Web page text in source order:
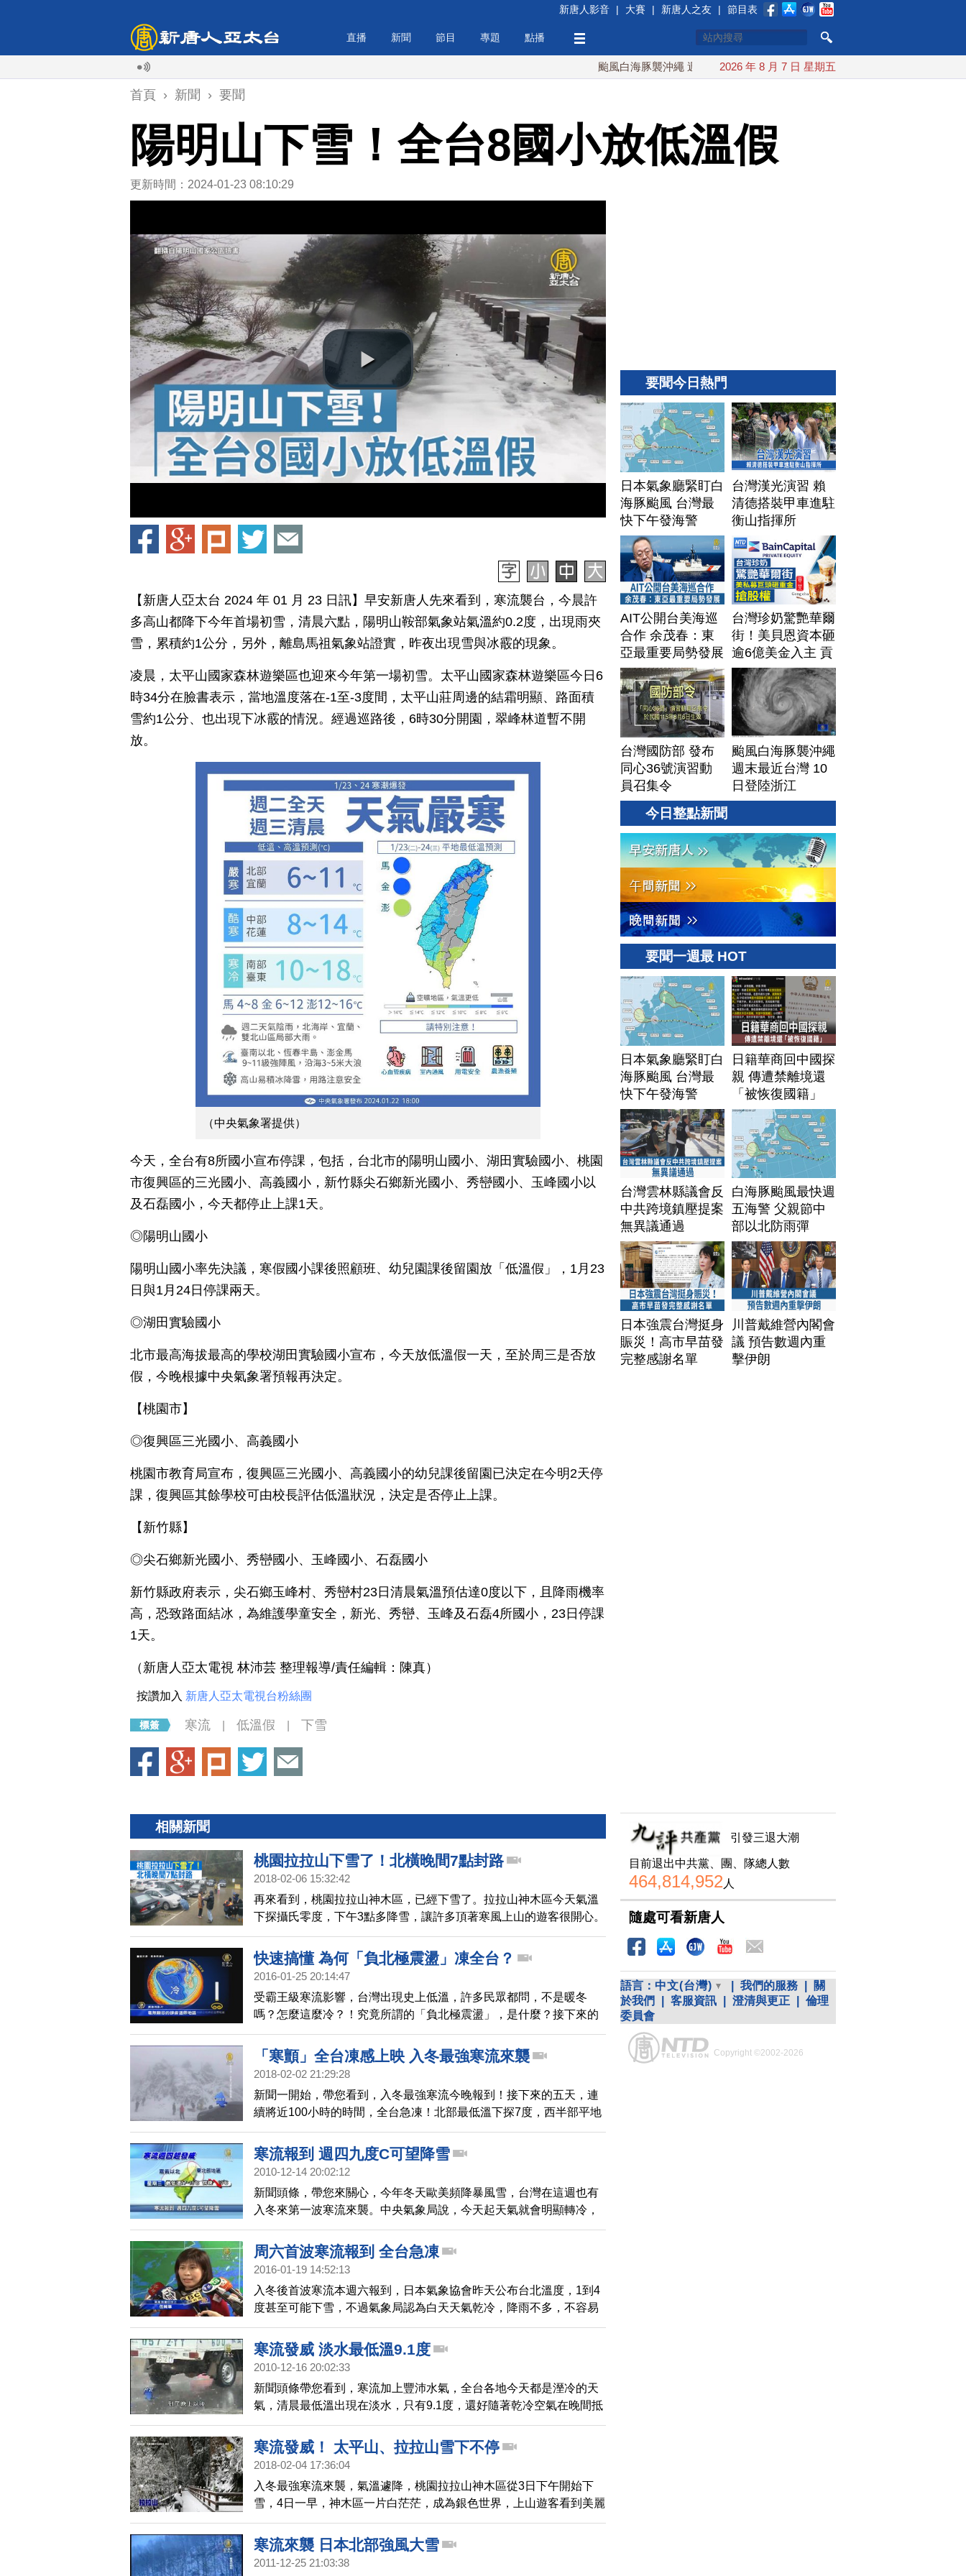
新唐人影音 | 大賽 | 新唐人之友 | 節目表
直播 新聞 節目 專題 點播
颱風白海豚襲沖繩 週末最近台灣 10日登陸浙江 川普預透露美伊談判進展 美彈藥
2026 年 8 月 7 日 星期五
首頁 › 新聞 › 要聞
陽明山下雪！全台8國小放低溫假
更新時間：2024-01-23 08:10:29
【新唐人亞太台 2024 年 01 月 23 日訊】早安新唐人先來看到，寒流襲台，今晨許
多高山都降下今年首場初雪，清晨六點，陽明山鞍部氣象站氣溫約0.2度，出現雨夾
雪，累積約1公分，另外，離島馬祖氣象站證實，昨夜出現雪與冰霰的現象。
凌晨，太平山國家森林遊樂區也迎來今年第一場初雪。太平山國家森林遊樂區今日6
時34分在臉書表示，當地溫度落在-1至-3度間，太平山莊周邊的結霜明顯、路面積
雪約1公分、也出現下冰霰的情況。經過巡路後，6時30分開園，翠峰林道暫不開
放。
（中央氣象署提供）
今天，全台有8所國小宣布停課，包括，台北市的陽明山國小、湖田實驗國小、桃園
市復興區的三光國小、高義國小，新竹縣尖石鄉新光國小、秀巒國小、玉峰國小以
及石磊國小，今天都停止上課1天。
◎陽明山國小
陽明山國小率先決議，寒假國小課後照顧班、幼兒園課後留園放「低溫假」，1月23
日與1月24日停課兩天。
◎湖田實驗國小
北市最高海拔最高的學校湖田實驗國小宣布，今天放低溫假一天，至於周三是否放
假，今晚根據中央氣象署預報再決定。
【桃園市】
◎復興區三光國小、高義國小
桃園市教育局宣布，復興區三光國小、高義國小的幼兒課後留園已決定在今明2天停
課，復興區其餘學校可由校長評估低溫狀況，決定是否停止上課。
【新竹縣】
◎尖石鄉新光國小、秀巒國小、玉峰國小、石磊國小
新竹縣政府表示，尖石鄉玉峰村、秀巒村23日清晨氣溫預估達0度以下，且降雨機率
高，恐致路面結冰，為維護學童安全，新光、秀巒、玉峰及石磊4所國小，23日停課
1天。
（新唐人亞太電視 林沛芸 整理報導/責任編輯：陳真）
按讚加入 新唐人亞太電視台粉絲團
寒流 低溫假 下雪
相關新聞
桃園拉拉山下雪了！北橫晚間7點封路
2018-02-06 15:32:42
再來看到，桃園拉拉山神木區，已經下雪了。拉拉山神木區今天氣溫
下探攝氏零度，下午3點多降雪，讓許多頂著寒風上山的遊客很開心。
交通部公路總局考量遊客安全，已經在晚間7點封路，即使白天後，也
只會開放加掛雪鍊的車輛通行。
快速搞懂 為何「負北極震盪」凍全台？
2016-01-25 20:14:47
受霸王級寒流影響，台灣出現史上低溫，許多民眾都問，不是暖冬
嗎？怎麼這麼冷？！究竟所謂的「負北極震盪」，是什麼？接下來的
新聞，告訴你。
「寒顫」全台凍感上映 入冬最強寒流來襲
2018-02-02 21:29:28
新聞一開始，帶您看到，入冬最強寒流今晚報到！接下來的五天，連
續將近100小時的時間，全台急凍！北部最低溫下探7度，西半部平地
沿海空曠地區，體感溫度甚至只有5度。加上這一波寒流水氣豐沛，氣
象局也預估，雪線可能下降到1000公尺，不只玉山、合歡山，連北部
的大屯、七星、拉拉山都有機會降雪。
寒流報到 週四九度C可望降雪
2010-12-14 20:02:12
新聞頭條，帶您來關心，今年冬天歐美頻降暴風雪，台灣在這週也有
入冬來第一波寒流來襲。中央氣象局說，今天起天氣就會明顯轉冷，
氣溫會一路下滑，到星期四，會最冷，嘉義以北和東北部的低溫，可
能只剩下9度，而且加上水氣豐沛，在高山地區很有機會看得到今年冬
天的第一場雪。
周六首波寒流報到 全台急凍
2016-01-19 14:52:13
入冬後首波寒流本週六報到，日本氣象協會昨天公布台北溫度，1到4
度甚至可能下雪，不過氣象局認為白天天氣乾冷，降雨不多，不容易
下雪，不過據台北觀測站的資料，近20年的最低溫紀錄為2005年的
5.6度，這波寒流，可能不相上下。
寒流發威 淡水最低溫9.1度
2010-12-16 20:02:33
新聞頭條帶您看到，寒流加上豐沛水氣，全台各地今天都是溼冷的天
氣，清晨最低溫出現在淡水，只有9.1度，還好隨著乾冷空氣在晚間抵
達，降雨情況將逐漸緩和，星期五會轉為乾冷天氣形態，今天入夜到
明天清晨還是可能出10度以下的低溫，提醒民眾多注意保暖。
寒流發威！ 太平山、拉拉山雪下不停
2018-02-04 17:36:04
入冬最強寒流來襲，氣溫遽降，桃園拉拉山神木區從3日下午開始下
雪，4日一早，神木區一片白茫茫，成為銀色世界，上山遊客看到美麗
雪跡，興奮的直說好美，還紛紛把雪堆在車上成為戰利品，準備帶回
家。
寒流來襲 日本北部強風大雪
2011-12-25 21:03:38
要聞今日熱門
日本氣象廳緊盯白
海豚颱風 台灣最
快下午發海警
台灣漢光演習 賴
清德搭裝甲車進駐
衡山指揮所
AIT公開台美海巡
合作 余茂春：東
亞最重要局勢發展
台灣珍奶驚艷華爾
街！美貝恩資本砸
逾6億美金入主 貢
茶拓國際版圖加速
攻美？｜#財經新
聞｜
20260806(四)
台灣國防部 發布
同心36號演習動
員召集令
颱風白海豚襲沖繩
週末最近台灣 10
日登陸浙江
今日整點新聞
要聞一週最 HOT
日本氣象廳緊盯白
海豚颱風 台灣最
快下午發海警
日籍華商回中國探
親 傳遭禁離境還
「被恢復國籍」
台灣雲林縣議會反
中共跨境鎮壓提案
無異議通過
白海豚颱風最快週
五海警 父親節中
部以北防雨彈
日本強震台灣挺身
賑災！高市早苗發
完整感謝名單
川普戴維營內閣會
議 預告數週內重
擊伊朗
引發三退大潮
目前退出中共黨、團、隊總人數
464,814,952 人
隨處可看新唐人
語言： 中文(台灣) 我們的服務
關
於我們
客服資訊 澄清與更正
倫理
委員會
Copyright ©2002-2026